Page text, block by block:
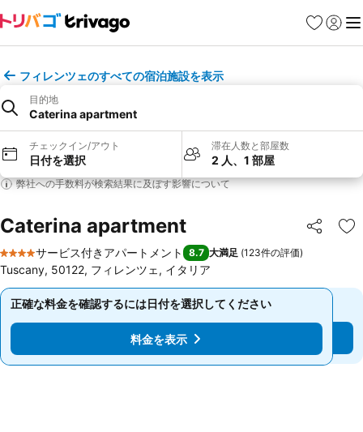
お気に入り
ログイ
メ
フィレンツェのすべての宿泊施設を表示
目的地
Caterina apartment
チェックイン/アウト
日付を選択
滞在人数と部屋数
2 人、1 部屋
弊社への手数料が検索結果に及ぼす影響について
Caterina apartment シェア
お
4 ホテルのランク
サービス付きアパートメント 8.7 大満足 (123件の評価)
Tuscany, 50122, フィレンツェ, イタリア
正確な料金を確認するには日付を選択してください
料金を表示
正確な料金を確認するには日付を選択してください
料金を表示